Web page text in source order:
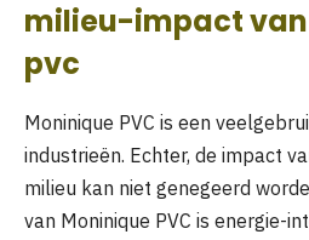
milieu-impact
pvc
Moninique PVC is een
industrieën. Echter, de impact
milieu kan niet genegeerd
van Moninique PVC is energie-